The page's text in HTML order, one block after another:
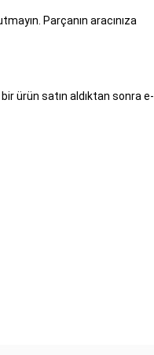
Parçanın aracınıza
ürün satın aldıktan sonra e-